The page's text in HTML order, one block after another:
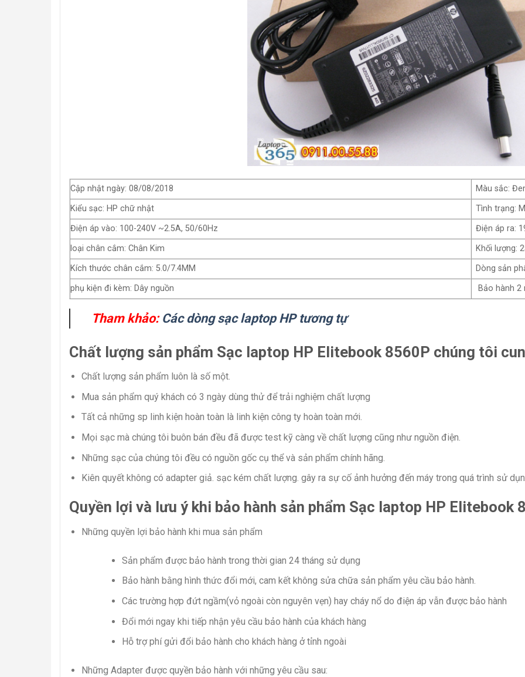
Cập nhật ngày: 08/08/2018
Màu sắc:
Kiểu sạc: HP chữ nhật
Tình trạng:
Điện áp vào: 100-240V ~2.5A, 50/60Hz
Điện áp ra:
loại chân cắm: Chân Kim
Khối lượng:
Kích thước chân cắm: 5.0/7.4MM
Dòng sản
phụ kiện đi kèm: Dây nguồn
Bảo hành 2
Tham khảo: Các dòng sạc laptop HP tương tự
Chất lượng sản phẩm Sạc laptop HP Elitebook 8560P chúng tôi
Chất lượng sản phẩm luôn là số một.
Mua sản phẩm quý khách có 3 ngày dùng thử để trải nghiệm chất lượng
Tất cả những sp linh kiện hoàn toàn là linh kiện công ty hoàn toàn mới.
Mọi sạc mà chúng tôi buôn bán đều đã được test kỹ càng về chất lượng cũng như nguồn điện.
Những sạc của chúng tôi đều có nguồn gốc cụ thể và sản phẩm chính hãng.
Kiên quyết không có adapter giả. sạc kém chất lượng. gây ra sự cố ảnh hưởng đến máy trong quá trình sử
Quyền lợi và lưu ý khi bảo hành sản phẩm Sạc laptop HP Elitebook
Những quyền lợi bảo hành khi mua sản phẩm
Sản phẩm được bảo hành trong thời gian 24 tháng sử dụng
Bảo hành bằng hình thức đổi mới, cam kết không sửa chữa sản phẩm yêu cầu bảo hành.
Các trường hợp đứt ngầm(vỏ ngoài còn nguyên vẹn) hay cháy nổ do điện áp vẫn được bảo hành
Đổi mới ngay khi tiếp nhận yêu cầu bảo hành của khách hàng
Hỗ trợ phí gửi đổi bảo hành cho khách hàng ở tỉnh ngoài
Những Adapter được quyền bảo hành với những yêu cầu sau: